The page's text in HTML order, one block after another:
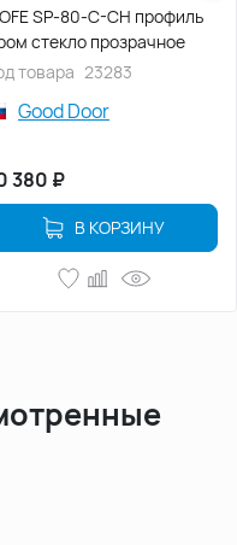
SP-80-C-CH профиль
стекло прозрачное
товара 23283
Good Door
380 ₽
В КОРЗИНУ